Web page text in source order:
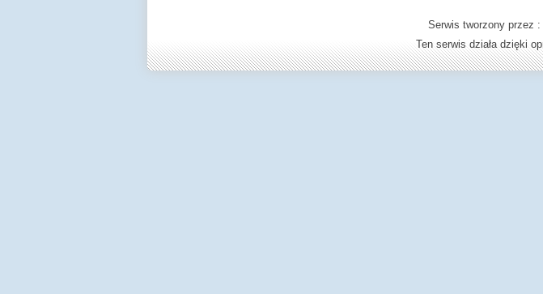
Serwis tworzony przez :
Ten serwis działa dzięki